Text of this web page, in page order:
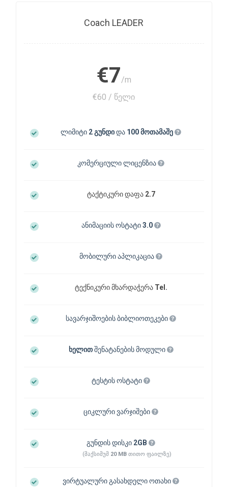
Coach LEADER
€7/m
€60 / წელი
ლიმიტი 2 გუნდიდა 100 მოთამაშე
კომერციული ლიცენზია
ტაქტიკური დაფა 2.7
ანიმაციის ოსტატი3.0
მობილური აპლიკაცია
ტექნიკური მხარდაჭერა Tel.
სავარჯიშოების ბიბლიოთეკები
ხელითშენატანების მოდული
ტესტის ოსტატი
ციკლური ვარჯიშები
გუნდის დისკი 2GB
(მაქსიმუმ 20 MB თითო ფაილზე)
ვირტუალური გასახდელი ოთახი